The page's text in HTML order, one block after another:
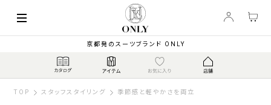
京都発のスーツブランド ONLY
TOP スタッフスタイリング 季節感と軽やかさを両立